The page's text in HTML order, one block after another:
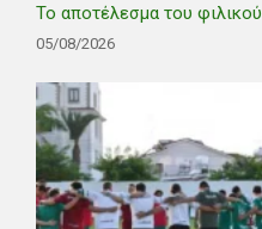
Το αποτέλεσμα του φιλικού
05/08/2026